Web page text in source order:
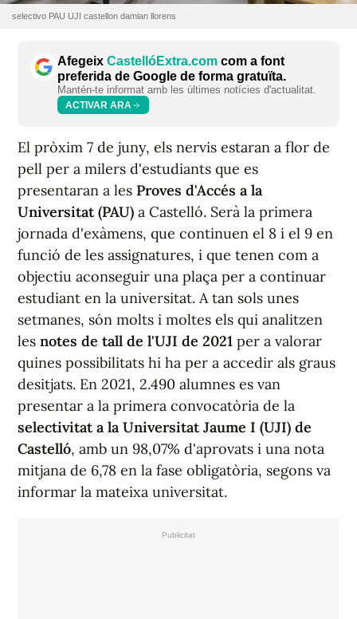
selectivo PAU UJI castellon damian llorens
Afegeix CastellóExtra.com com a font
preferida de Google de forma gratuïta.
Mantén-te informat amb les últimes notícies d'actualitat.
ACTIVAR ARA
El pròxim 7 de juny, els nervis estaran a flor de
pell per a milers d'estudiants que es
presentaran a les Proves d'Accés a la
Universitat (PAU) a Castelló. Serà la primera
jornada d'exàmens, que continuen el 8 i el 9 en
funció de les assignatures, i que tenen com a
objectiu aconseguir una plaça per a continuar
estudiant en la universitat. A tan sols unes
setmanes, són molts i moltes els qui analitzen
les notes de tall de l'UJI de 2021 per a valorar
quines possibilitats hi ha per a accedir als graus
desitjats. En 2021, 2.490 alumnes es van
presentar a la primera convocatòria de la
selectivitat a la Universitat Jaume I (UJI) de
Castelló, amb un 98,07% d'aprovats i una nota
mitjana de 6,78 en la fase obligatòria, segons va
informar la mateixa universitat.